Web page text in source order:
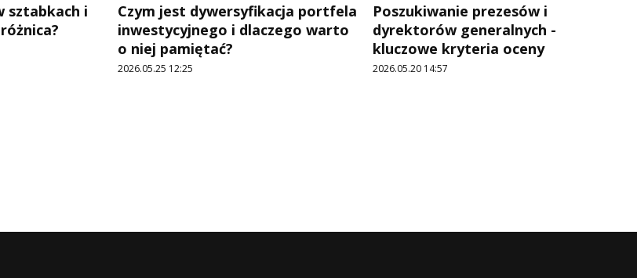
sztabkach i
Czym jest dywersyfikacja portfela
inwestycyjnego i dlaczego warto
o niej pamiętać?
2026.05.25 12:25
Poszukiwanie prezesów i
dyrektorów generalnych -
kluczowe kryteria oceny
2026.05.20 14:57